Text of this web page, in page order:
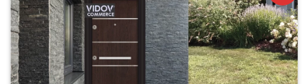
продукти